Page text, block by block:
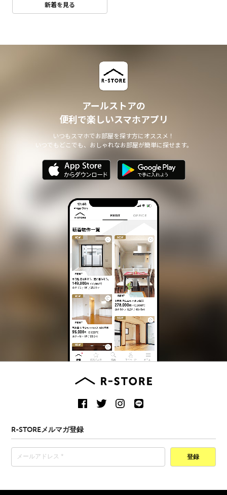
新着を見る
アールストアの
便利で楽しいスマホアプリ
いつもスマホでお部屋を探す方にオススメ！
いつでもどこでも、おしゃれなお部屋が簡単に探せます。
R-STOREメルマガ登録
登録